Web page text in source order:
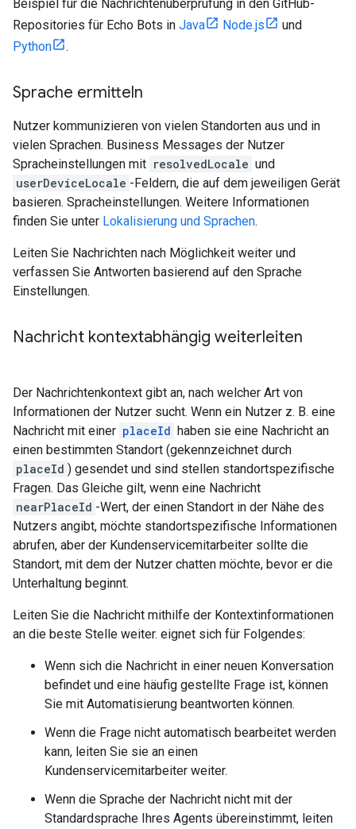
Beispiel für die Nachrichtenüberprüfung in den GitHub-
Repositories für Echo Bots in Java Node.js
und
Python
.
Sprache ermitteln
Nutzer kommunizieren von vielen Standorten aus und in
vielen Sprachen. Business Messages der Nutzer
Spracheinstellungen mit resolvedLocale und
userDeviceLocale -Feldern, die auf dem jeweiligen Gerät
basieren. Spracheinstellungen. Weitere Informationen
finden Sie unter Lokalisierung und Sprachen.
Leiten Sie Nachrichten nach Möglichkeit weiter und
verfassen Sie Antworten basierend auf den Sprache
Einstellungen.
Nachricht kontextabhängig weiterleiten
Der Nachrichtenkontext gibt an, nach welcher Art von
Informationen der Nutzer sucht. Wenn ein Nutzer z. B. eine
Nachricht mit einer placeId haben sie eine Nachricht an
einen bestimmten Standort (gekennzeichnet durch
placeId ) gesendet und sind stellen standortspezifische
Fragen. Das Gleiche gilt, wenn eine Nachricht
nearPlaceId -Wert, der einen Standort in der Nähe des
Nutzers angibt, möchte standortspezifische Informationen
abrufen, aber der Kundenservicemitarbeiter sollte die
Standort, mit dem der Nutzer chatten möchte, bevor er die
Unterhaltung beginnt.
Leiten Sie die Nachricht mithilfe der Kontextinformationen
an die beste Stelle weiter. eignet sich für Folgendes:
Wenn sich die Nachricht in einer neuen Konversation
befindet und eine häufig gestellte Frage ist, können
Sie mit Automatisierung beantworten können.
Wenn die Frage nicht automatisch bearbeitet werden
kann, leiten Sie sie an einen
Kundenservicemitarbeiter weiter.
Wenn die Sprache der Nachricht nicht mit der
Standardsprache Ihres Agents übereinstimmt, leiten